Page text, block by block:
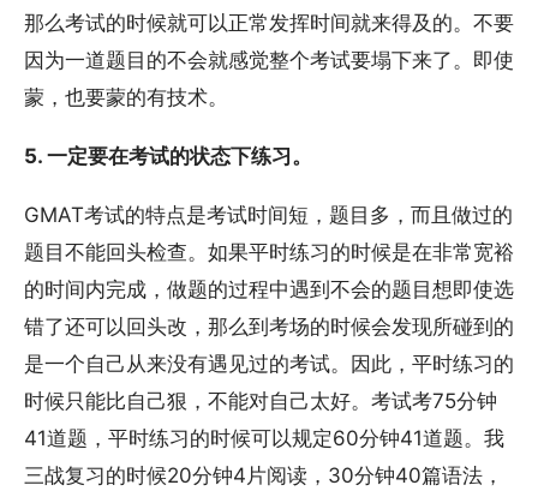
那么考试的时候就可以正常发挥时间就来得及的。不要
因为一道题目的不会就感觉整个考试要塌下来了。即使
蒙，也要蒙的有技术。
5. 一定要在考试的状态下练习。
GMAT考试的特点是考试时间短，题目多，而且做过的
题目不能回头检查。如果平时练习的时候是在非常宽裕
的时间内完成，做题的过程中遇到不会的题目想即使选
错了还可以回头改，那么到考场的时候会发现所碰到的
是一个自己从来没有遇见过的考试。因此，平时练习的
时候只能比自己狠，不能对自己太好。考试考75分钟
41道题，平时练习的时候可以规定60分钟41道题。我
三战复习的时候20分钟4片阅读，30分钟40篇语法，